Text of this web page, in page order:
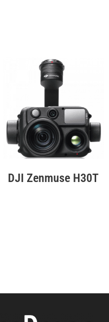
DJI Zenmuse H30T